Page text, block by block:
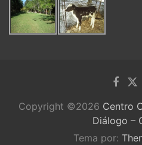
Copyright ©2026 Centro
Diálogo –
Tema por: